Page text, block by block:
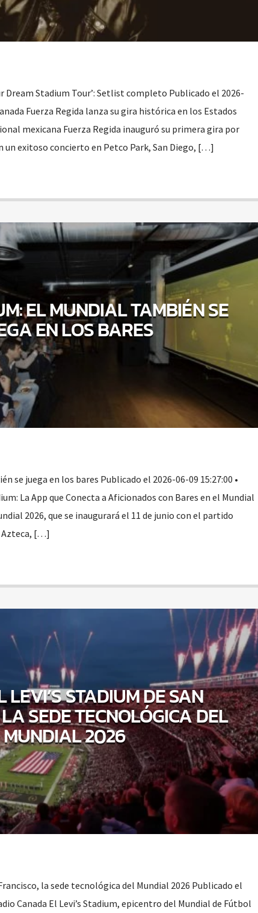
Dream Stadium Tour’: Setlist completo Publicado el 2026-
Fuerza Regida lanza su gira histórica en los Estados
mexicana Fuerza Regida inauguró su primera gira por
un exitoso concierto en Petco Park, San Diego, […]
EL MUNDIAL TAMBIÉN SE
EN LOS BARES
se juega en los bares Publicado el 2026-06-09 15:27:00 •
La App que Conecta a Aficionados con Bares en el Mundial
2026, que se inaugurará el 11 de junio con el partido
Azteca, […]
LEVI’S STADIUM DE SAN
SEDE TECNOLÓGICA DEL
MUNDIAL 2026
la sede tecnológica del Mundial 2026 Publicado el
Canada El Levi’s Stadium, epicentro del Mundial de Fútbol